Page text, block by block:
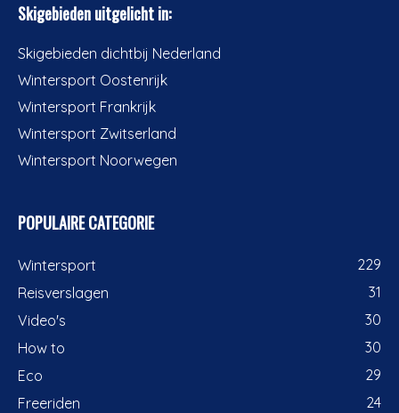
Skigebieden uitgelicht in:
Skigebieden dichtbij Nederland
Wintersport Oostenrijk
Wintersport Frankrijk
Wintersport Zwitserland
Wintersport Noorwegen
POPULAIRE CATEGORIE
Wintersport
229
Reisverslagen
31
Video's
30
How to
30
Eco
29
Freeriden
24